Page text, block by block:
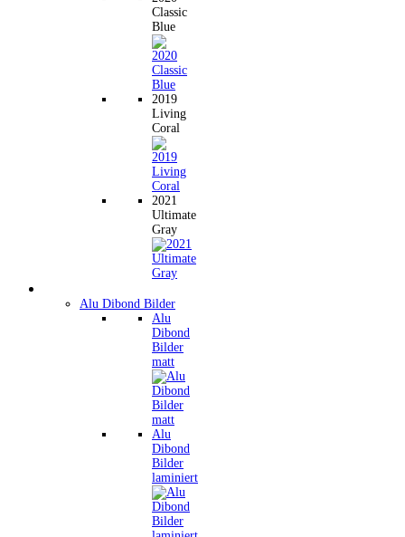
Classic
Blue
2019
Living
Coral
2021
Ultimate
Gray
Alu Dibond Bilder
Alu
Dibond
Bilder
matt
Alu
Dibond
Bilder
laminiert